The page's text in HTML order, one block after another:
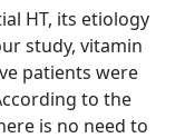
HT, its etiology
study, vitamin
patients were
to the
is no need to